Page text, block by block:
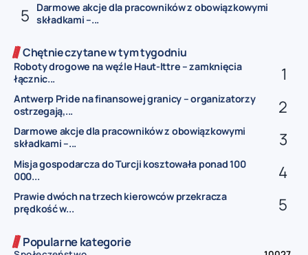
Darmowe akcje dla pracowników z obowiązkowymi
składkami –...
Chętnie czytane w tym tygodniu
Roboty drogowe na węźle Haut-Ittre – zamknięcia
łącznic...
Antwerp Pride na finansowej granicy – organizatorzy
ostrzegają,...
Darmowe akcje dla pracowników z obowiązkowymi
składkami –...
Misja gospodarcza do Turcji kosztowała ponad 100
000...
Prawie dwóch na trzech kierowców przekracza
prędkość w...
Popularne kategorie